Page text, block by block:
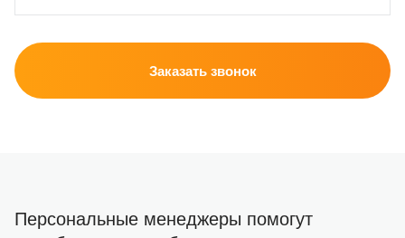
Заказать звонок
Персональные менеджеры помогут